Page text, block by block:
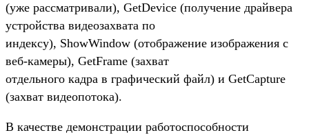
(уже рассматривали), GetDevice (получение драйвера
устройства видеозахвата по
индексу), ShowWindow (отображение изображения с
веб-камеры), GetFrame (захват
отдельного кадра в графический файл) и GetCapture
(захват видеопотока).
В качестве демонстрации работоспособности